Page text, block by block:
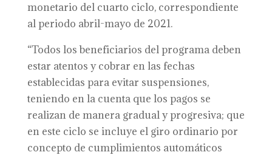
monetario del cuarto ciclo, correspondiente
al periodo abril-mayo de 2021.
“Todos los beneficiarios del programa deben
estar atentos y cobrar en las fechas
establecidas para evitar suspensiones,
teniendo en la cuenta que los pagos se
realizan de manera gradual y progresiva; que
en este ciclo se incluye el giro ordinario por
concepto de cumplimientos automáticos